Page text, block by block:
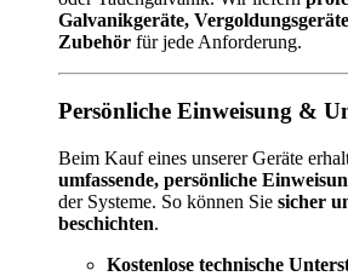
Galvanikgeräte,
Zubehör für jede Anforderung.
Persönliche Einweisung &
Beim Kauf eines unserer Geräte
umfassende, persönliche
der Systeme. So können Sie sicher
beschichten.
Kostenlose technische